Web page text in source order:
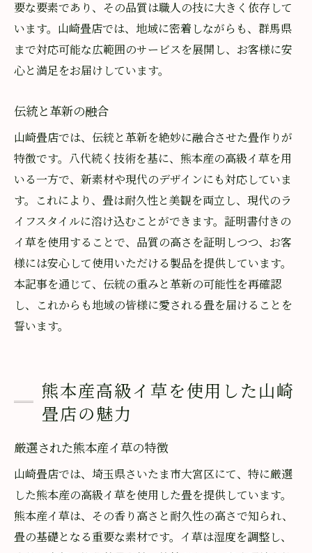
要な要素であり、その品質は職人の技に大きく依存して
います。山崎畳店では、地域に密着しながらも、群馬県
まで対応可能な広範囲のサービスを展開し、お客様に安
心と満足をお届けしています。
伝統と革新の融合
山崎畳店では、伝統と革新を絶妙に融合させた畳作りが
特徴です。八代続く技術を基に、熊本産の高級イ草を用
いる一方で、新素材や現代のデザインにも対応していま
す。これにより、畳は耐久性と美観を両立し、現代のラ
イフスタイルに溶け込むことができます。証明書付きの
イ草を使用することで、品質の高さを証明しつつ、お客
様には安心して使用いただける製品を提供しています。
本記事を通じて、伝統の重みと革新の可能性を再確認
し、これからも地域の皆様に愛される畳を届けることを
誓います。
熊本産高級イ草を使用した山崎
畳店の魅力
厳選された熊本産イ草の特徴
山崎畳店では、埼玉県さいたま市大宮区にて、特に厳選
した熊本産の高級イ草を使用した畳を提供しています。
熊本産イ草は、その香り高さと耐久性の高さで知られ、
畳の基礎となる重要な素材です。イ草は湿度を調整し、